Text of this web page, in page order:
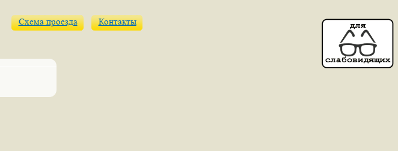
Схема проезда Контакты